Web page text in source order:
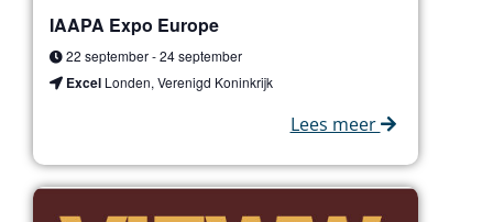
IAAPA Expo Europe
22 september-24 september
Excel Londen, Verenigd Koninkrijk
Lees meer